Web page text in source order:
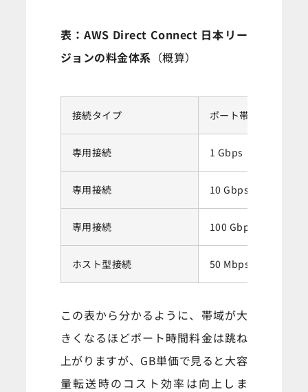
表：AWS Direct Connect 日本リー
ジョンの料金体系 （概算）
接続タイプ ポート帯域
専用接続 1 Gbps
専用接続 10 Gbps
専用接続 100 Gbps
ホスト型接続 50 Mbps〜10 Gbps
この表から分かるように、帯域が大
きくなるほどポート時間料金は跳ね
上がりますが、GB単価で見ると大容
量転送時のコスト効率は向上しま